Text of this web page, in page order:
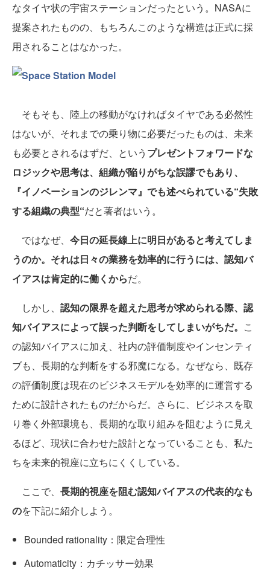
なタイヤ状の宇宙ステーションだったという。NASAに
提案されたものの、もちろんこのような構造は正式に採
用されることはなかった。
そもそも、陸上の移動がなければタイヤである必然性
はないが、それまでの乗り物に必要だったものは、未来
も必要とされるはずだ、という プレゼントフォワードな
ロジックや思考は、組織が陥りがちな誤謬でもあり、
『イノベーションのジレンマ』でも述べられている“失敗
する組織の典型“だと著者はいう。
ではなぜ、 今日の延長線上に明日があると考えてしま
うのか。それは日々の業務を効率的に行うには、認知バ
イアスは肯定的に働くからだ。
しかし、 認知の限界を超えた思考が求められる際、認
知バイアスによって誤った判断をしてしまいがちだ。 こ
の認知バイアスに加え、社内の評価制度やインセンティ
ブも、長期的な判断をする邪魔になる。なぜなら、既存
の評価制度は現在のビジネスモデルを効率的に運営する
ために設計されたものだからだ。さらに、ビジネスを取
り巻く外部環境も、長期的な取り組みを阻むように見え
るほど、現状に合わせた設計となっていることも、私た
ちを未来的視座に立ちにくくしている。
ここで、 長期的視座を阻む認知バイアスの代表的なも
のを下記に紹介しよう。
Bounded rationality：限定合理性
Automaticity：カチッサー効果